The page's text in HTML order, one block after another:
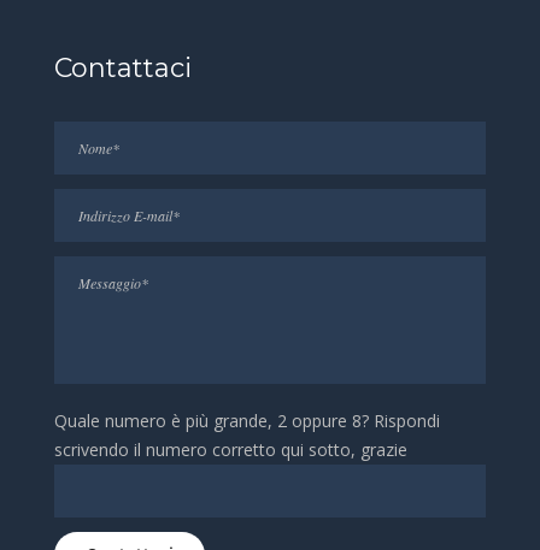
Contattaci
Quale numero è più grande, 2 oppure 8? Rispondi
scrivendo il numero corretto qui sotto, grazie